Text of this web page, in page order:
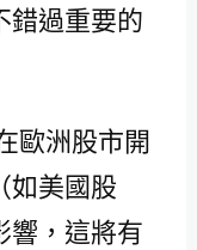
錯過重要的
歐洲股市開
如美國股
響，這將有